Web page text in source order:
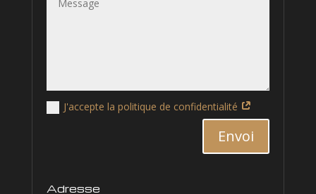
J'accepte la politique de confidentialité
Envoi
Adresse